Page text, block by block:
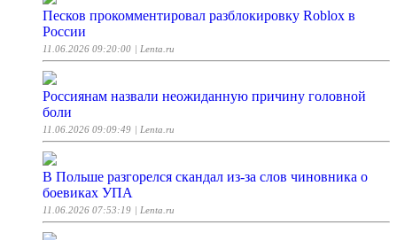
Песков прокомментировал разблокировку Roblox в
России
11.06.2026 09:20:00 | Lenta.ru
Россиянам назвали неожиданную причину головной
боли
11.06.2026 09:09:49 | Lenta.ru
В Польше разгорелся скандал из-за слов чиновника о
боевиках УПА
11.06.2026 07:53:19 | Lenta.ru